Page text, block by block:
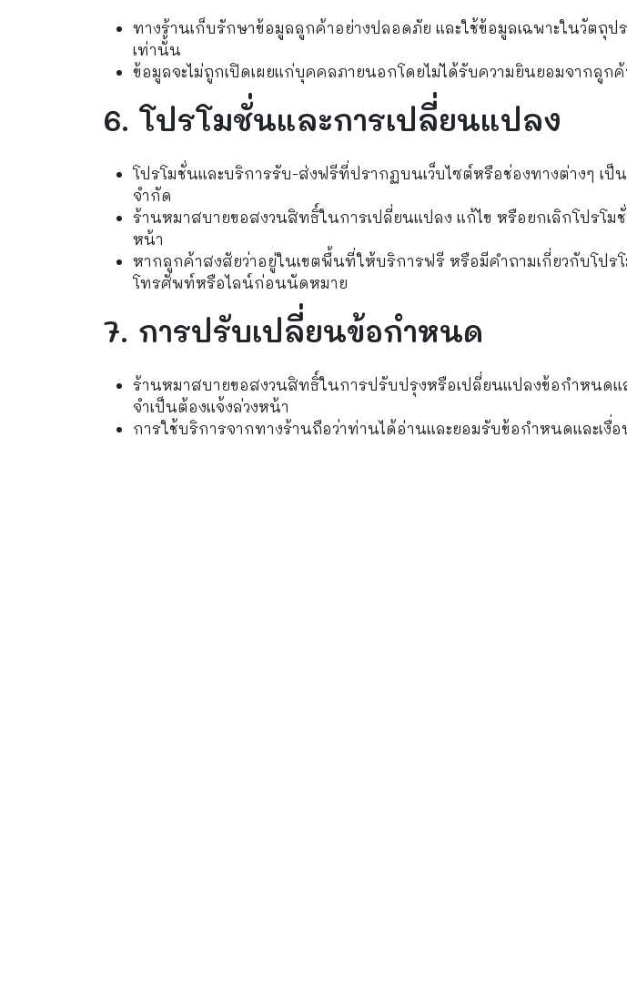
ทางร้านเก็บรักษาข้อมูลลูกค้าอย่างปลอดภัย และใช้ข้อมูลเฉพาะในวัตถุป
เท่านั้น
ข้อมูลจะไม่ถูกเปิดเผยแก่บุคคลภายนอกโดยไม่ได้รับความยินยอมจากลูกค้
6. โปรโมชั่นและการเปลี่ยนแปลง
โปรโมชั่นและบริการรับ-ส่งฟรีที่ปรากฏบนเว็บไซต์หรือช่องทางต่างๆ เป็
จำกัด
ร้านหมาสบายขอสงวนสิทธิ์ในการเปลี่ยนแปลง แก้ไข หรือยกเลิกโปรโม
หน้า
หากลูกค้าสงสัยว่าอยู่ในเขตพื้นที่ให้บริการฟรี หรือมีคำถามเกี่ยวกับโป
โทรศัพท์หรือไลน์ก่อนนัดหมาย
7. การปรับเปลี่ยนข้อกำหนด
ร้านหมาสบายขอสงวนสิทธิ์ในการปรับปรุงหรือเปลี่ยนแปลงข้อกำหนดแล
จำเป็นต้องแจ้งล่วงหน้า
การใช้บริการจากทางร้านถือว่าท่านได้อ่านและยอมรับข้อกำหนดและเงื่